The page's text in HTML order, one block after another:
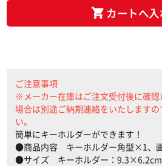
カートへ入
ご注意事項
※メーカー在庫はご注文受付後に確
場合は別途ご納期連絡をいたします
い。
簡単にキーホルダーができます！
●商品内容 キーホルダー角型×1、
●サイズ キーホルダー：